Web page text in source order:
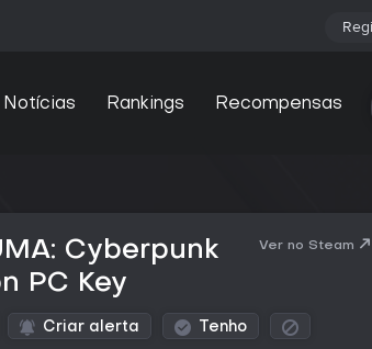
Notícias Rankings Recompensas
Cyberpunk
PC Key
Ver no Steam
Criar alerta Tenho